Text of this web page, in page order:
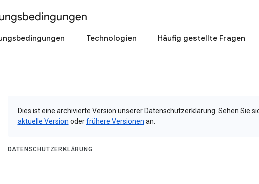
Technologien Häufig gestellte Fragen
Dies ist eine archivierte Version unserer Datenschutzerklärung. Sehen Sie
aktuelle Version oderfrühere Versionen an.
DATENSCHUTZERKLÄRUNG